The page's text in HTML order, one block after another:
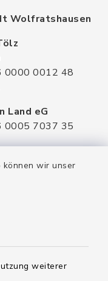
können wir unser
weiterer
Wolfratshausen
0000 0012 48
Land eG
0005 7037 35
Loisachtal eG
0001 0005 00